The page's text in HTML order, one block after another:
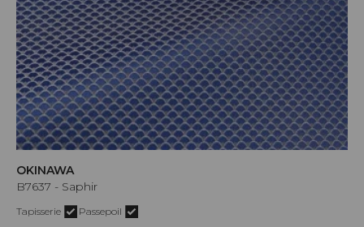
OKINAWA
B7637 - Saphir
Tapisserie Passepoil